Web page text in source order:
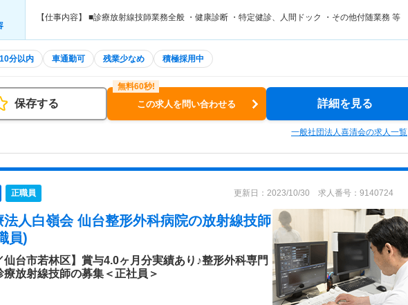
【仕事内容】 ■診療放射線技師業務全般 ・健康診断 ・特定健診、人間ドック ・その他付随業務 等
分以内 車通勤可 残業少なめ 積極採用中
保存する この求人を問い合わせる 詳細を見る
一般社団法人喜清会の求人一覧
正職員 更新日：2023/10/30 求人番号：9140724
法人白嶺会 仙台整形外科病院の放射線技師
員)
仙台市若林区】賞与4.0ヶ月分実績あり♪整形外科専門
療放射線技師の募集＜正社員＞